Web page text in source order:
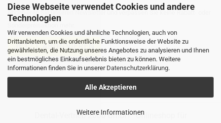
Diese Webseite verwendet Cookies und andere
Technologien
Wir verwenden Cookies und ähnliche Technologien, auch von
Drittanbietern, um die ordentliche Funktionsweise der Website zu
gewährleisten, die Nutzung unseres Angebotes zu analysieren und Ihnen
ein bestmögliches Einkaufserlebnis bieten zu können. Weitere
Informationen finden Sie in unserer Datenschutzerklärung.
Alle Akzeptieren
Weitere Informationen
Abonnieren Sie unseren Newsletter und verpassen Sie keine Rabatt- oder
Sonderpreisaktion mehr.
Eine Abmeldung ist jederzeit möglich.
Dental-Vertrieb 2000 GmbHOnlineshop für